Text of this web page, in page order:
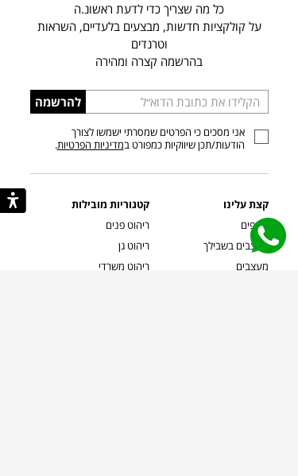
כל מה שצריך כדי לדעת ראשונ.ה
על קולקציות חדשות, מבצעים בלעדיים, השראות
וטרנדים
בהרשמה קצרה ומהירה
הכניסו
כתובת
דוא”ל
להרשמה
אני מסכים כי הפרטים שמסרתי ישמשו לצורך
הודעות/תכן שיווקיות כמפורט במדיניות הפרטיות.
קצת עלינו
סניפים
מעצבים בשבילך
מעצבים
קטגוריות מובילות
ריהוט פנים
ריהוט גן
ריהוט משרדי